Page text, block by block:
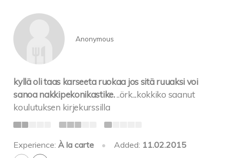
Anonymous
kyllä oli taas karseeta ruokaa jos sitä ruuaksi voi
sanoa nakkipekonikastike...örk...kokkiko saanut
koulutuksen kirjekurssilla
Experience:À la carte • Added: 11.02.2015